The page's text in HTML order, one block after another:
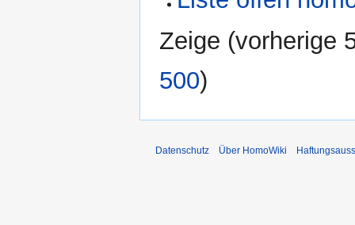
Zeige (vorherige
500)
Datenschutz Über HomoWiki